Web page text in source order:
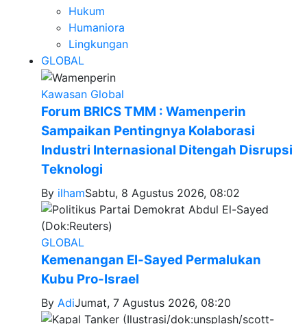
Hukum
Humaniora
Lingkungan
GLOBAL
Kawasan Global
Forum BRICS TMM : Wamenperin
Sampaikan Pentingnya Kolaborasi
Industri Internasional Ditengah Disrupsi
Teknologi
By ilhamSabtu, 8 Agustus 2026, 08:02
GLOBAL
Kemenangan El-Sayed Permalukan
Kubu Pro-Israel
By AdiJumat, 7 Agustus 2026, 08:20